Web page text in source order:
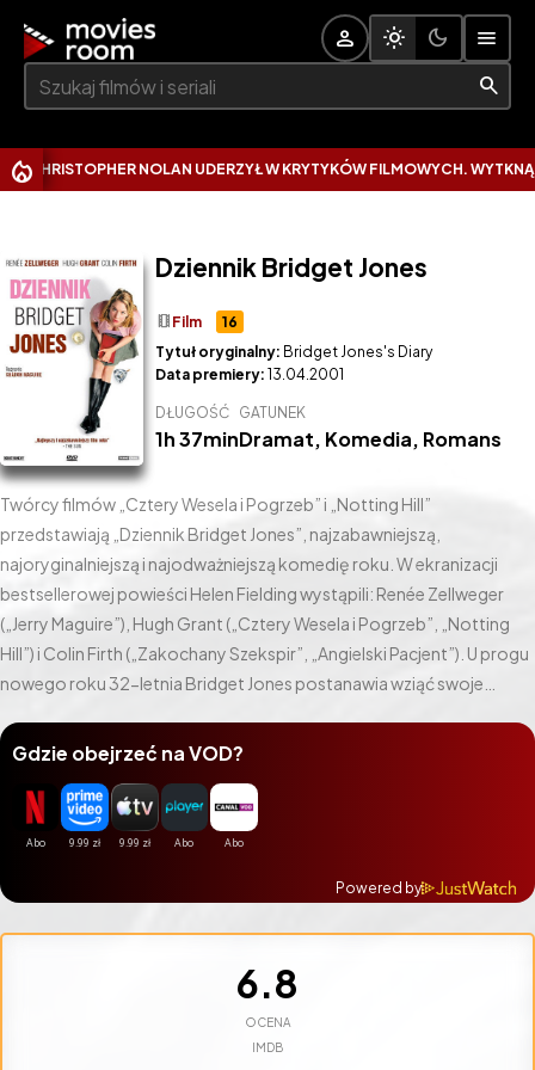
Szukaj:
NOLAN UDERZYŁ W KRYTYKÓW FILMOWYCH. WYTKNĄŁ IM
Dziennik Bridget Jones
16
theaters Film
Tytuł oryginalny: Bridget Jones's Diary
Data premiery: 13.04.2001
Twórcy filmów „Cztery Wesela i Pogrzeb” i „Notting Hill”
przedstawiają „Dziennik Bridget Jones”, najzabawniejszą,
najoryginalniejszą i najodważniejszą komedię roku. W ekranizacji
bestsellerowej powieści Helen Fielding wystąpili: Renée Zellweger
(„Jerry Maguire”), Hugh Grant („Cztery Wesela i Pogrzeb”, „Notting
Hill”) i Colin Firth („Zakochany Szekspir”, „Angielski Pacjent”). U progu
nowego roku 32-letnia Bridget Jones postanawia wziąć swoje
wszelkie szanse stać się bestsellerem, bo Bridget ma wyrobione
czym żyje współczesna kobieta, a co najważniejsze – wali prawdę
prosto z mostu i niczego nie owija w bawełnę. Chcesz rozpocząć
DŁUGOŚĆ
1h 37min
GATUNEK
Dramat, Komedia, Romans
Gdzie obejrzeć na VOD?
Powered by
6.8
OCENA
IMDB